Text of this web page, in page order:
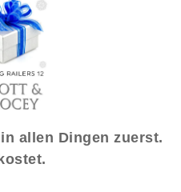
allen Dingen zuerst.